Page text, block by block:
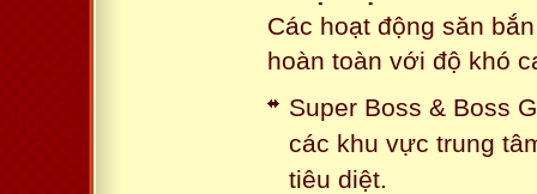
Các hoạt động săn
hoàn toàn với độ khó
Super Boss & Boss
các khu vực trung
tiêu diệt.